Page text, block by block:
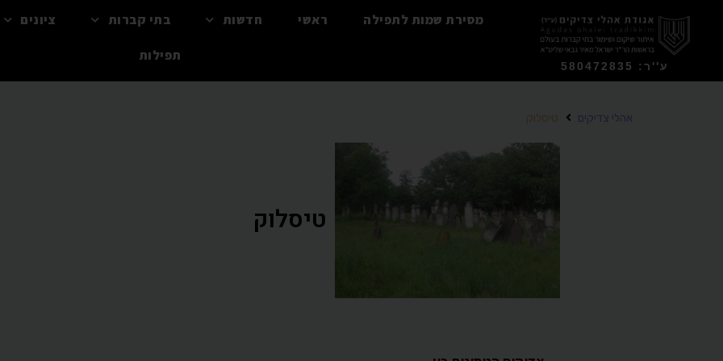
ע''ר: 580472835
מסירת שמות לתפילה ראשי חדשות בתי קברות ציונים
תפילות
אהלי צדיקים טיסלוק
טיסלוק